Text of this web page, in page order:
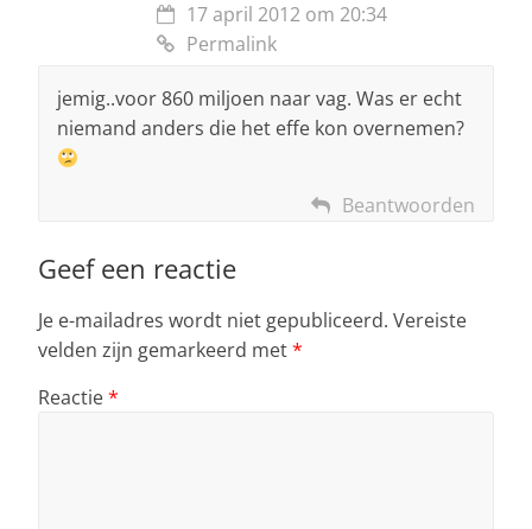
17 april 2012 om 20:34
Permalink
jemig..voor 860 miljoen naar vag. Was er echt
niemand anders die het effe kon overnemen?
Beantwoorden
Geef een reactie
Je e-mailadres wordt niet gepubliceerd. Vereiste
velden zijn gemarkeerd met*
Reactie*